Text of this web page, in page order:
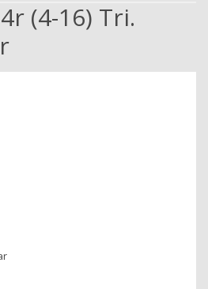
(4-16) Tri.